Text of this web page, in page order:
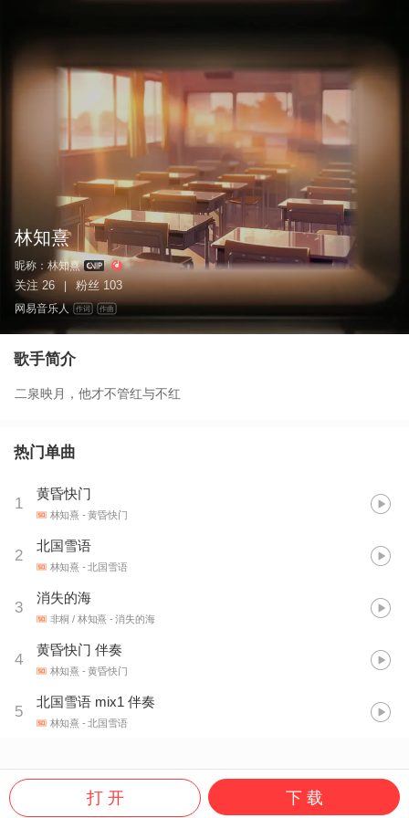
林知熹
昵称： 林知熹
关注 26 粉丝 103
网易音乐人 作词 作曲
歌手简介
二泉映月，他才不管红与不红
热门单曲
1
黄昏快门
林知熹 - 黄昏快门
2
北国雪语
林知熹 - 北国雪语
3
消失的海
非桐 / 林知熹 - 消失的海
4
黄昏快门 伴奏
林知熹 - 黄昏快门
5
北国雪语 mix1 伴奏
林知熹 - 北国雪语
打 开 下 载